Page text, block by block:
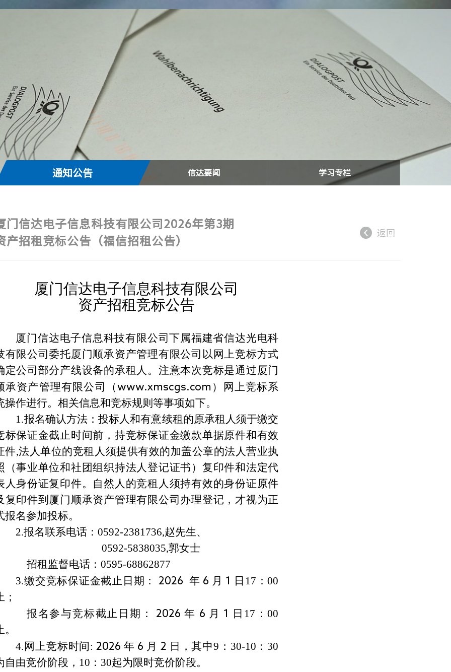
通知公告 信达要闻 学习专栏
门信达电子信息科技有限公司2026年第3期
产招租竞标公告（福信招租公告）
返回
厦门信达电子信息科技有限公司
资产招租竞标公告
厦门信达电子信息科技有限公司下属福建省信达光电科
有限公司委托厦门顺承资产管理有限公司以网上竞标方式
定公司部分产线设备的承租人。注意本次竞标是通过厦门
承资产管理有限公司
（www.xmscgs.com ）
网上竞标系
操作进行。相关信息和竞标规则等事项如下。
1.报名确认方法：投标人和有意续租的原承租人须于缴交
标保证金截止时间前，持竞标保证金缴款单据原件和有效
件,法人单位的竞租人须提供有效的加盖公章的法人营业执
（事业单位和社团组织持法人登记证书）复印件和法定代
人身份证复印件。自然人的竞租人须持有效的身份证原件
复印件到厦门顺承资产管理有限公司办理登记，才视为正
报名参加投标。
2.报名联系电话：0592-2381736,赵先生、
0592-5838035,郭女士
招租监督电话：0595-68862877
3.缴交竞标保证金截止日期： 2026 年 6 月 1
日17：00
；
报名参与竞标截止日期：
2026年 6 月 1
日17：00
4. 网上竞标时间: 2026 年 6 月 2 日，其中9：30-10：30
自由竞价阶段，10：30起为限时竞价阶段。